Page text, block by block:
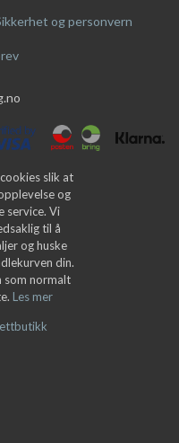
og personvern
slik at
og
service. Vi
til å
og huske
din.
som normalt
Les mer